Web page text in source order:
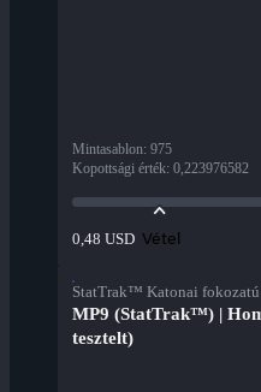
Mintasablon: 975
Kopottsági érték: 0,223976582
0,48 USD Vétel
StatTrak™ Katonai
MP9 (StatTrak™) |
tesztelt)